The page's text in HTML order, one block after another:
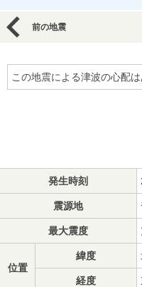
前の地震
この地震による津波の心配は
発生時刻
震源地
最大震度
位置
緯度
経度